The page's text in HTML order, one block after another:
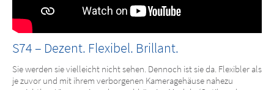
S74 – Dezent. Flexibel. Brillant.
Sie werden sie vielleicht nicht sehen. Dennoch ist sie da. Flexibler als
je zuvor und mit ihrem verborgenen Kameragehäuse nahezu